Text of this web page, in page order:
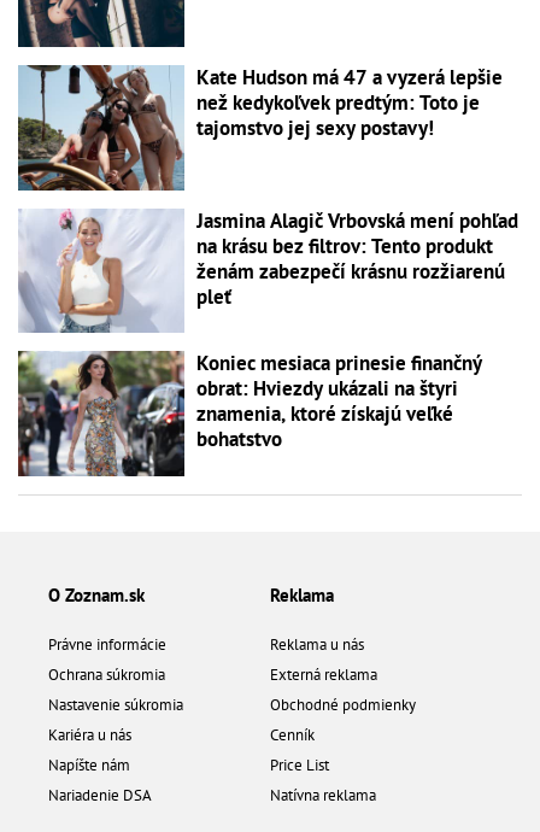
Kate Hudson má 47 a vyzerá lepšie
než kedykoľvek predtým: Toto je
tajomstvo jej sexy postavy!
Jasmina Alagič Vrbovská mení pohľad
na krásu bez filtrov: Tento produkt
ženám zabezpečí krásnu rozžiarenú
pleť
Koniec mesiaca prinesie finančný
obrat: Hviezdy ukázali na štyri
znamenia, ktoré získajú veľké
bohatstvo
O Zoznam.sk
Právne informácie
Ochrana súkromia
Nastavenie súkromia
Kariéra u nás
Napíšte nám
Nariadenie DSA
Reklama
Reklama u nás
Externá reklama
Obchodné podmienky
Cenník
Price List
Natívna reklama